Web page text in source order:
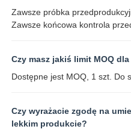
Zawsze próbka
Zawsze końcowa kontrola
Czy masz jakiś limit MOQ
Dostępne jest MOQ, 1 szt. Do
Czy wyrażacie zgodę na
lekkim produkcie?